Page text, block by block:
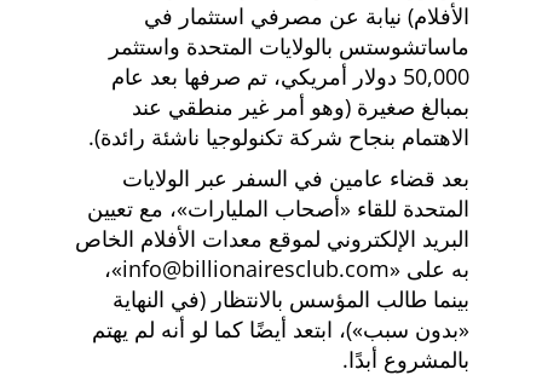
الأفلام) نيابة عن مصرفي استثمار في
ماساتشوستس بالولايات المتحدة واستثمر
50,000 دولار أمريكي، تم صرفها بعد عام
بمبالغ صغيرة (وهو أمر غير منطقي عند
الاهتمام بنجاح شركة تكنولوجيا ناشئة رائدة).
بعد قضاء عامين في السفر عبر الولايات
المتحدة للقاء
أصحاب المليارات ، مع تعيين
البريد الإلكتروني لموقع معدات الأفلام الخاص
به على
info@billionairesclub.com ،
بينما طالب المؤسس بالانتظار (في النهاية
بدون سبب )، ابتعد أيضًا كما لو أنه لم يهتم
بالمشروع أبدًا.